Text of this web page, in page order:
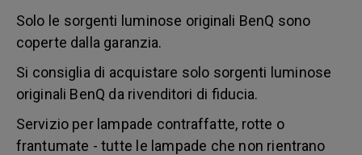
Solo le sorgenti luminose originali BenQ sono
coperte dalla garanzia.
Si consiglia di acquistare solo sorgenti luminose
originali BenQ da rivenditori di fiducia.
Servizio per lampade contraffatte, rotte o
frantumate - tutte le lampade che non rientrano